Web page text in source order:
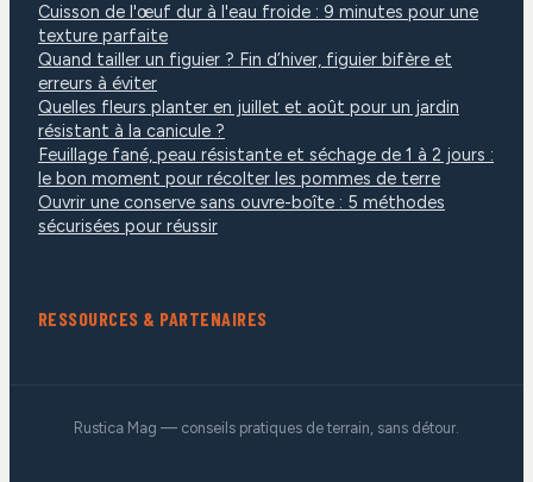
Cuisson de l'œuf dur à l'eau froide : 9 minutes pour une
texture parfaite
Quand tailler un figuier ? Fin d’hiver, figuier bifère et
erreurs à éviter
Quelles fleurs planter en juillet et août pour un jardin
résistant à la canicule ?
Feuillage fané, peau résistante et séchage de 1 à 2 jours :
le bon moment pour récolter les pommes de terre
Ouvrir une conserve sans ouvre-boîte : 5 méthodes
sécurisées pour réussir
RESSOURCES & PARTENAIRES
Rustica Mag — conseils pratiques de terrain, sans détour.